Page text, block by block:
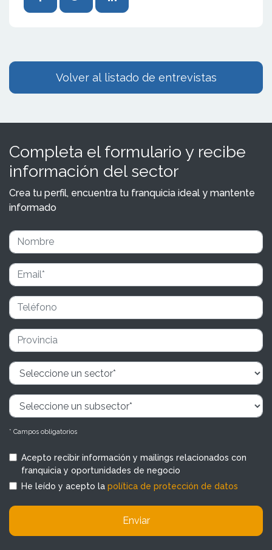
Volver al listado de entrevistas
Completa el formulario y recibe
información del sector
Crea tu perfil, encuentra tu franquicia ideal y mantente
informado
* Campos obligatorios
Acepto recibir información y mailings relacionados con
franquicia y oportunidades de negocio
He leído y acepto la política de protección de datos
Enviar